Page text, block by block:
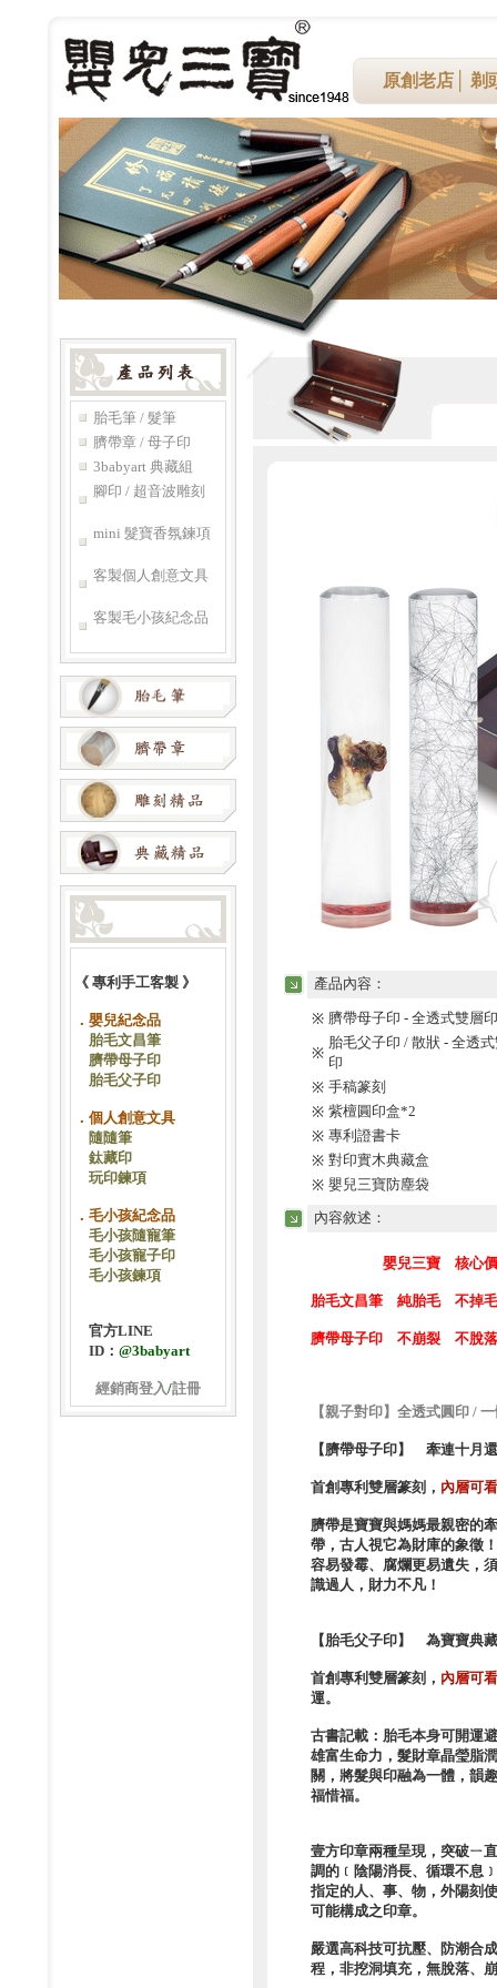
原創老店 剃
胎毛筆 / 髮筆
臍帶章 / 母子印
3babyart 典藏組
腳印 / 超音波雕刻
mini 髮寶香氛鍊項
客製個人創意文具
客製毛小孩紀念品
《 專利手工客製 》
．嬰兒紀念品
胎毛文昌筆
臍帶母子印
胎毛父子印
．個人創意文具
隨隨筆
鈦藏印
玩印鍊項
．毛小孩紀念品
毛小孩隨寵筆
毛小孩寵子印
毛小孩鍊項
官方LINE
ID： @3babyart
經銷商登入/註冊
產品內容：
※ 臍帶母子印 - 全透式雙
※
胎毛父子印 / 散狀 - 全透
印
※ 手稿篆刻
※ 紫檀圓印盒*2
※ 專利證書卡
※ 對印實木典藏盒
※ 嬰兒三寶防塵袋
內容敘述：
嬰兒三寶 核心價
胎毛文昌筆 純胎毛 不掉
臍帶母子印 不崩裂 不脫
【親子對印】全透式圓印 /
【臍帶母子印】 牽連十月
首創專利雙層篆刻， 內層可
臍帶是寶寶與媽媽最親密的
帶，古人視它為財庫的象徵
容易發霉、腐爛更易遺失，
識過人，財力不凡！
【胎毛父子印】 為寶寶典
首創專利雙層篆刻， 內層可
運。
古書記載：胎毛本身可開運
雄富生命力，髮財章晶瑩脂
關，將髮與印融為一體，韻
福惜福。
壹方印章兩種呈現，突破ㄧ
調的﹝陰陽消長、循環不息
指定的人、事、物，外陽刻
可能構成之印章。
嚴選高科技可抗壓、防潮合
程，非挖洞填充，無脫落、